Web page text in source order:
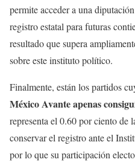
permite acceder a una
registro estatal para futuras
resultado que supera
sobre este instituto político.
Finalmente, están los partidos
México Avante apenas
representa el 0.60 por ciento de
conservar el registro ante el
por lo que su participación